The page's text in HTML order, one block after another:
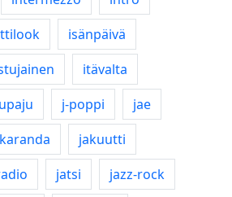
isänpäivä
itävalta
j-poppi
jae
jakuutti
jatsi
jazz-rock